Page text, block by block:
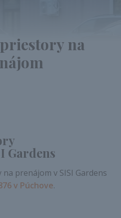
na
Gardens
prenájom v SISI Gardens
v Púchove.